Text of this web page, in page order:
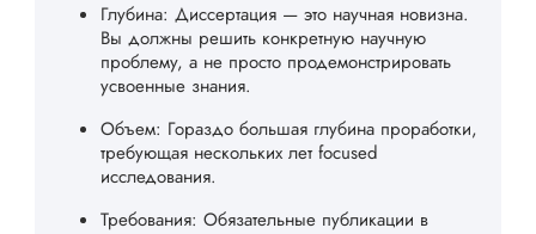
Глубина: Диссертация — это научная новизна.
Вы должны решить конкретную научную
проблему, а не просто продемонстрировать
усвоенные знания.
Объем: Гораздо большая глубина проработки,
требующая нескольких лет focused
исследования.
Требования: Обязательные публикации в